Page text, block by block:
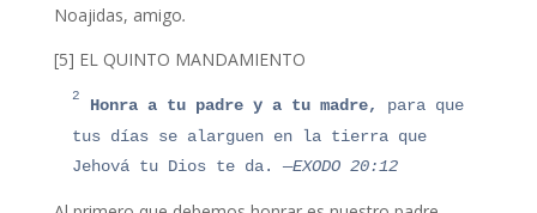
Noajidas, amigo.
[5] EL QUINTO MANDAMIENTO
2 Honra a tu padre y a tu madre, para que
tus días se alarguen en la tierra que
Jehová tu Dios te da. —EXODO 20:12